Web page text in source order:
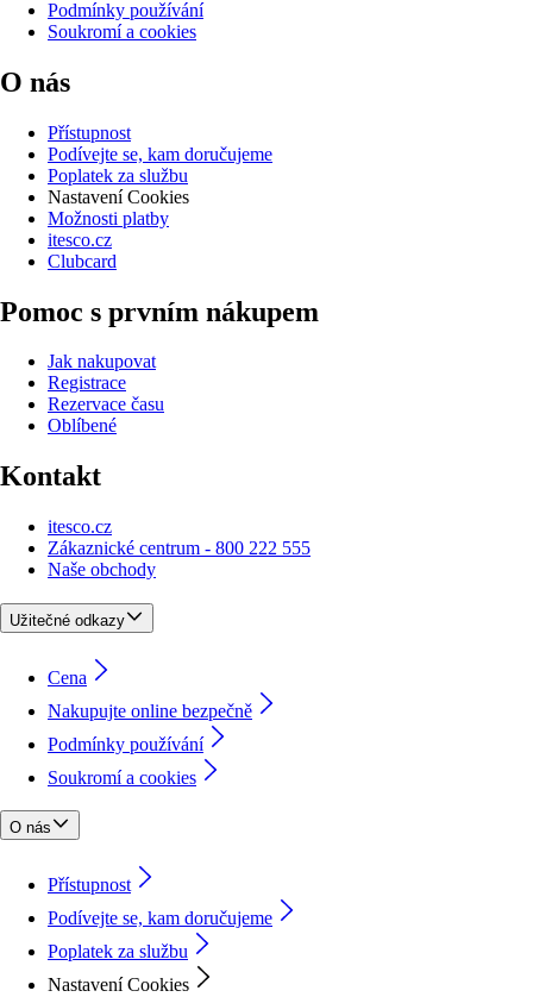
Podmínky používání
Soukromí a cookies
O nás
Přístupnost
Podívejte se, kam doručujeme
Poplatek za službu
Nastavení Cookies
Možnosti platby
itesco.cz
Clubcard
Pomoc s prvním nákupem
Jak nakupovat
Registrace
Rezervace času
Oblíbené
Kontakt
itesco.cz
Zákaznické centrum - 800 222 555
Naše obchody
Užitečné odkazy
Cena
Nakupujte online bezpečně
Podmínky používání
Soukromí a cookies
O nás
Přístupnost
Podívejte se, kam doručujeme
Poplatek za službu
Nastavení Cookies